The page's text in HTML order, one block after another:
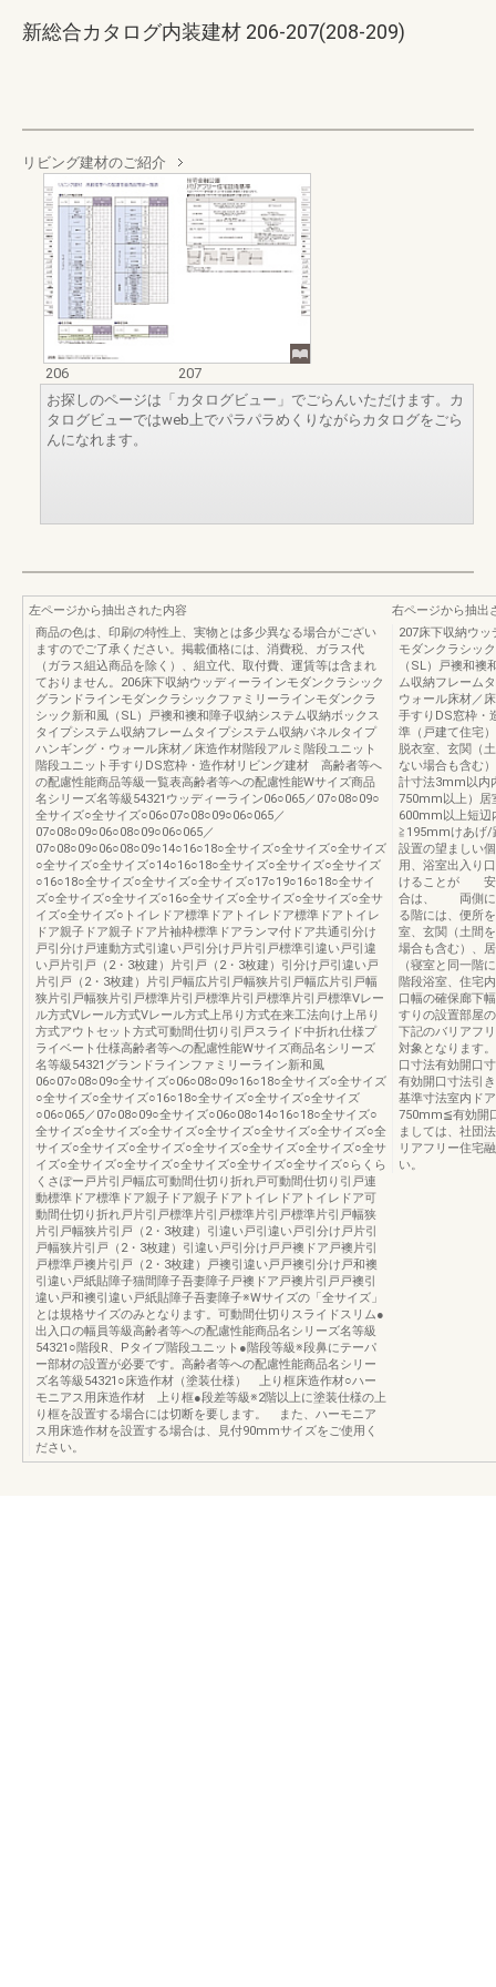
新総合カタログ内装建材 206-207(208-209)
リビング建材のご紹介
206
207
お探しのページは「カタログビュー」でごらんいただけます。カ
タログビューではweb上でパラパラめくりながらカタログをごら
んになれます。
左ページから抽出された内容
商品の色は、印刷の特性上、実物とは多少異なる場合がござい
ますのでご了承ください。掲載価格には、消費税、ガラス代
（ガラス組込商品を除く）、組立代、取付費、運賃等は含まれ
ておりません。206床下収納ウッディーラインモダンクラシック
グランドラインモダンクラシックファミリーラインモダンクラ
シック新和風（SL）戸襖和襖和障子収納システム収納ボックス
タイプシステム収納フレームタイプシステム収納パネルタイプ
ハンギング・ウォール床材／床造作材階段アルミ階段ユニット
階段ユニット手すりDS窓枠・造作材リビング建材 高齢者等へ
の配慮性能商品等級一覧表高齢者等への配慮性能Wサイズ商品
名シリーズ名等級54321ウッディーライン06○065／07○08○09○
全サイズ○全サイズ○06○07○08○09○06○065／
07○08○09○06○08○09○06○065／
07○08○09○06○08○09○14○16○18○全サイズ○全サイズ○全サイズ
○全サイズ○全サイズ○14○16○18○全サイズ○全サイズ○全サイズ
○16○18○全サイズ○全サイズ○全サイズ○17○19○16○18○全サイ
ズ○全サイズ○全サイズ○16○全サイズ○全サイズ○全サイズ○全サ
イズ○全サイズ○トイレドア標準ドアトイレドア標準ドアトイレ
ドア親子ドア親子ドア片袖枠標準ドアランマ付ドア共通引分け
戸引分け戸連動方式引違い戸引分け戸片引戸標準引違い戸引違
い戸片引戸（2・3枚建）片引戸（2・3枚建）引分け戸引違い戸
片引戸（2・3枚建）片引戸幅広片引戸幅狭片引戸幅広片引戸幅
狭片引戸幅狭片引戸標準片引戸標準片引戸標準片引戸標準Vレー
ル方式Vレール方式Vレール方式上吊り方式在来工法向け上吊り
方式アウトセット方式可動間仕切り引戸スライド中折れ仕様プ
ライベート仕様高齢者等への配慮性能Wサイズ商品名シリーズ
名等級54321グランドラインファミリーライン新和風
06○07○08○09○全サイズ○06○08○09○16○18○全サイズ○全サイズ
○全サイズ○全サイズ○16○18○全サイズ○全サイズ○全サイズ
○06○065／07○08○09○全サイズ○06○08○14○16○18○全サイズ○
全サイズ○全サイズ○全サイズ○全サイズ○全サイズ○全サイズ○全
サイズ○全サイズ○全サイズ○全サイズ○全サイズ○全サイズ○全サ
イズ○全サイズ○全サイズ○全サイズ○全サイズ○全サイズ○らくら
くさぽー戸片引戸幅広可動間仕切り折れ戸可動間仕切り引戸連
動標準ドア標準ドア親子ドア親子ドアトイレドアトイレドア可
動間仕切り折れ戸片引戸標準片引戸標準片引戸標準片引戸幅狭
片引戸幅狭片引戸（2・3枚建）引違い戸引違い戸引分け戸片引
戸幅狭片引戸（2・3枚建）引違い戸引分け戸戸襖ドア戸襖片引
戸標準戸襖片引戸（2・3枚建）戸襖引違い戸戸襖引分け戸和襖
引違い戸紙貼障子猫間障子吾妻障子戸襖ドア戸襖片引戸戸襖引
違い戸和襖引違い戸紙貼障子吾妻障子※Wサイズの「全サイズ」
とは規格サイズのみとなります。可動間仕切りスライドスリム●
出入口の幅員等級高齢者等への配慮性能商品名シリーズ名等級
54321○階段R、Pタイプ階段ユニット●階段等級※段鼻にテーパ
ー部材の設置が必要です。高齢者等への配慮性能商品名シリー
ズ名等級54321○床造作材（塗装仕様） 上り框床造作材○ハー
モニアス用床造作材 上り框●段差等級※2階以上に塗装仕様の上
り框を設置する場合には切断を要します。 また、ハーモニア
ス用床造作材を設置する場合は、見付90mmサイズをご使用く
ださい。
右ページから抽出
207床下収納ウ
モダンクラシッ
（SL）戸襖和襖
ム収納フレーム
ウォール床材／
手すりDS窓枠・
準（戸建て住宅
脱衣室、玄関（
ない場合も含む
計寸法3mm以内
750mm以上）居
600mm以上短辺
≧195mmけあげ/
設置の望ましい
用、浴室出入り
けることが 安
合は、 両側に
る階には、便所
室、玄関（土間
場合も含む）、
（寝室と同一階
階段浴室、住宅
口幅の確保廊下
すりの設置部屋
下記のバリアフ
対象となります
口寸法有効開口
有効開口寸法引
基準寸法室内ド
750mm≦有効開
ましては、社団
リアフリー住宅
い。